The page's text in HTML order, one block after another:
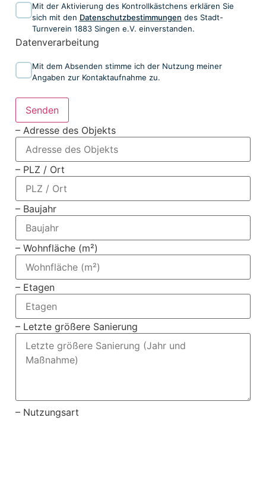
Mit der Aktivierung des Kontrollkästchens erklären Sie
sich mit den Datenschutzbestimmungen des Stadt-
Turnverein 1883 Singen e.V. einverstanden.
Datenverarbeitung
Mit dem Absenden stimme ich der Nutzung meiner
Angaben zur Kontaktaufnahme zu.
Senden
– Adresse des Objekts
– PLZ / Ort
– Baujahr
– Wohnfläche (m²)
– Etagen
– Letzte größere Sanierung
– Nutzungsart